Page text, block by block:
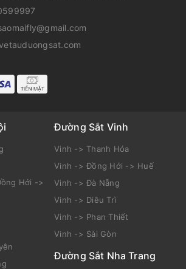
Hới ->
Đường Sắt Vinh
Vinh -> Thanh Hóa
Vinh -> Đồng Hới -> Huế
Vinh -> Đà Nẵng
Vinh -> Diêu Trì
Vinh -> Phan Thiết
Vinh -> Sài Gòn
Đường Sắt Nha Trang